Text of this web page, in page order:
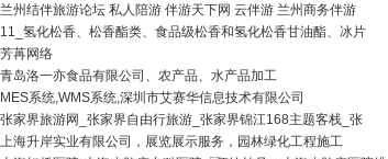
兰州结伴旅游论坛 私人陪游 伴游天下网 云伴游 兰州商务伴游
11_氢化松香、松香酯类、食品级松香和氢化松香甘油酯、冰片
芳苒网络
青岛洛一亦食品有限公司、农产品、水产品加工
MES系统,WMS系统,深圳市艾赛华信息技术有限公司
张家界旅游网_张家界自由行旅游_张家界锦江168主题客栈_张
上海升岸实业有限公司，展览展示服务，园林绿化工程施工